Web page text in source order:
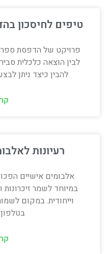
טיפים לחיסכון
פרויקט של הדפסת
לבין הוצאה כלכלית
להבין כיצד ניתן
רעיונות
אלבומים אישיים
במיוחד לשמר
וייחודית. במקום